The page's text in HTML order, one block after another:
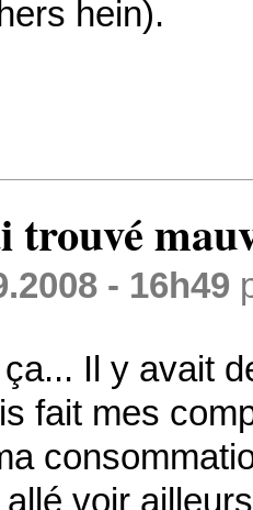
hein).
trouvé
- 16h49
Il y avait
fait mes
voir